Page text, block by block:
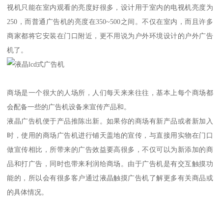
视机只能在室内观看的亮度好很多，设计用于室内的电视机亮度为
250，而普通广告机的亮度在350~500之间。不仅在室内，而且许多
商家都将它安装在门口附近，更不用说为户外环境设计的户外广告
机了。
商场是一个很大的人场所，人们每天来来往往，基本上每个商场都
会配备一些的广告机设备来宣传产品和。
液晶广告机便于产品推陈出新。如果你的商场有新产品或者新加入
时，使用的商场广告机进行铺天盖地的宣传，与直接用实物在门口
做宣传相比，所带来的广告效益要高很多，不仅可以为新添加的商
品和打广告，同时也带来利润给商场。由于广告机是有交互触摸功
能的，所以会有很多客户通过液晶触摸广告机了解更多有关商品或
的具体情况。